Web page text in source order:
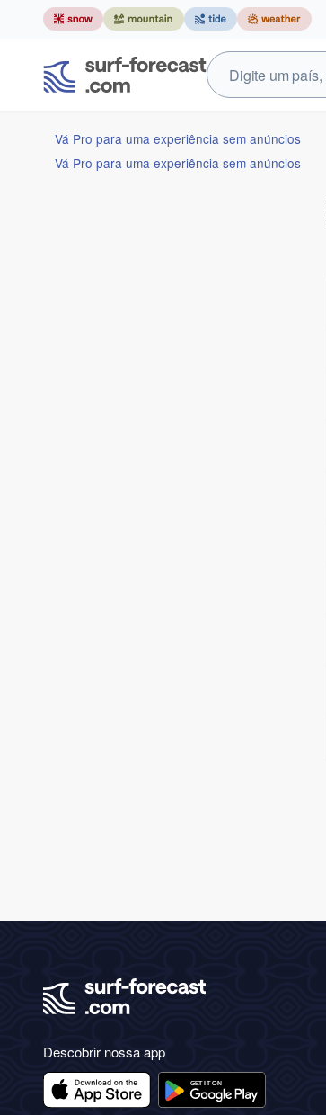
Vá Pro para uma experiência sem anúncios
Vá Pro para uma experiência sem anúncios
Descobrir nossa app